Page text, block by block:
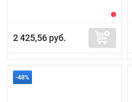
2 425,56 руб.
-48%